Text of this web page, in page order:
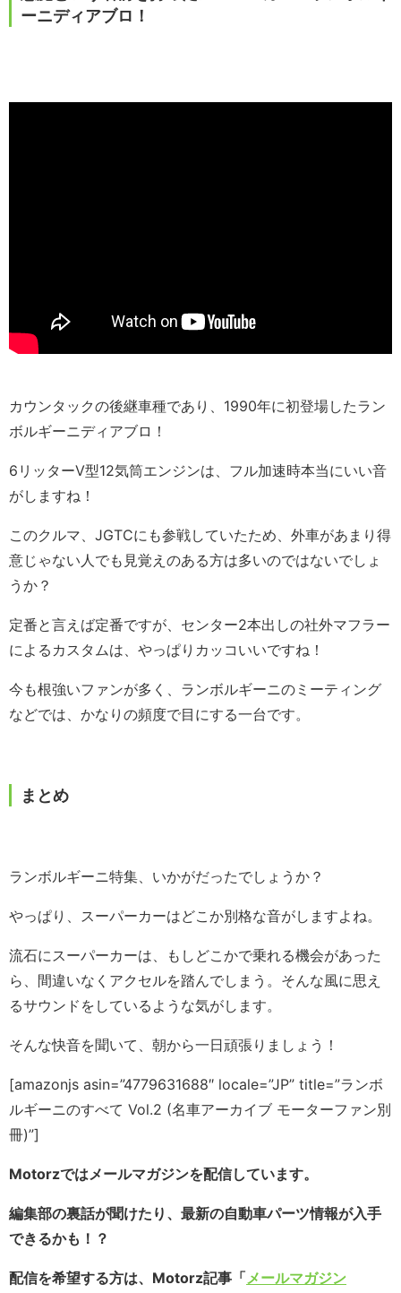
ーニディアブロ！
カウンタックの後継車種であり、1990年に初登場したラン
ボルギーニディアブロ！
6リッターV型12気筒エンジンは、フル加速時本当にいい音
がしますね！
このクルマ、JGTCにも参戦していたため、外車があまり得
意じゃない人でも見覚えのある方は多いのではないでしょ
うか？
定番と言えば定番ですが、センター2本出しの社外マフラー
によるカスタムは、やっぱりカッコいいですね！
今も根強いファンが多く、ランボルギーニのミーティング
などでは、かなりの頻度で目にする一台です。
まとめ
ランボルギーニ特集、いかがだったでしょうか？
やっぱり、スーパーカーはどこか別格な音がしますよね。
流石にスーパーカーは、もしどこかで乗れる機会があった
ら、間違いなくアクセルを踏んでしまう。そんな風に思え
るサウンドをしているような気がします。
そんな快音を聞いて、朝から一日頑張りましょう！
[amazonjs asin=”4779631688″ locale=”JP” title=”ランボ
ルギーニのすべて Vol.2 (名車アーカイブ モーターファン別
冊)”]
Motorzではメールマガジンを配信しています。
編集部の裏話が聞けたり、最新の自動車パーツ情報が入手
できるかも！？
配信を希望する方は、Motorz記事「メールマガジン